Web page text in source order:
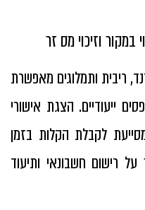
במקור וזיכוי מס זר
ריבית ותמלוגים מאפשרת
ייעודיים. הצגת אישורי
לקבלת הקלות בזמן
רישום חשבונאי ותיעוד